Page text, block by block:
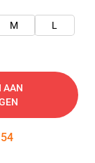
M
L
AAN
54